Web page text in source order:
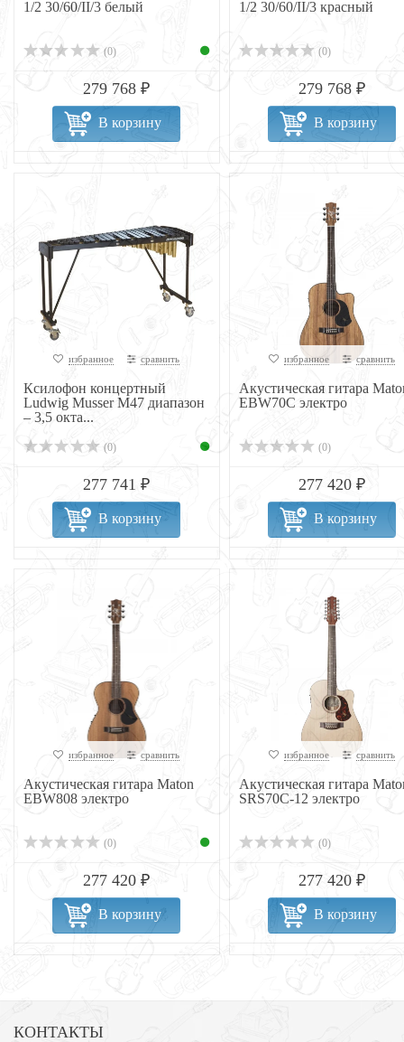
1/2 30/60/II/3 белый
(0)
279 768 ₽
В корзину
1/2 30/60/II/3 красный
(0)
279 768 ₽
В корзину
избранное сравнить
Ксилофон концертный
Ludwig Musser M47 диапазон
– 3,5 окта...
(0)
277 741 ₽
В корзину
избранное сравнить
Акустическая гитара
EBW70C электро
(0)
277 420 ₽
В корзину
избранное сравнить
Акустическая гитара Maton
EBW808 электро
(0)
277 420 ₽
В корзину
избранное сравнить
Акустическая гитара
SRS70C-12 электро
(0)
277 420 ₽
В корзину
КОНТАКТЫ